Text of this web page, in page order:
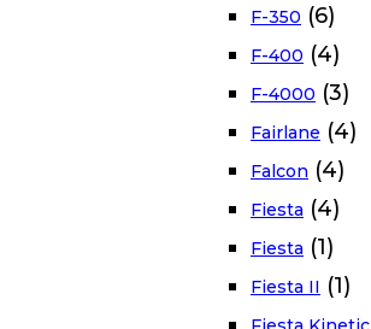
F-350 (6)
F-400 (4)
F-4000 (3)
Fairlane (4)
Falcon (4)
Fiesta (4)
Fiesta (1)
Fiesta II (1)